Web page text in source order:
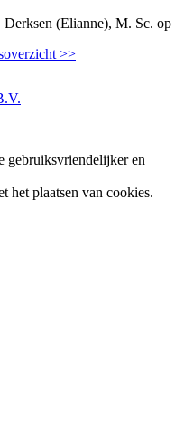
Derksen (Elianne), M. Sc.
>>
gebruiksvriendelijker en
het plaatsen van cookies.